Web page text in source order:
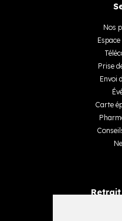
Nos
Prise
Envoi
Carte